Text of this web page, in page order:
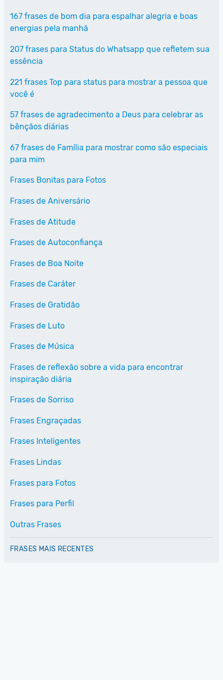
167 frases de bom dia para espalhar alegria e boas
energias pela manhã
207 frases para Status do Whatsapp que refletem sua
essência
221 frases Top para status para mostrar a pessoa que
você é
57 frases de agradecimento a Deus para celebrar as
bênçãos diárias
67 frases de Família para mostrar como são especiais
para mim
Frases Bonitas para Fotos
Frases de Aniversário
Frases de Atitude
Frases de Autoconfiança
Frases de Boa Noite
Frases de Caráter
Frases de Gratidão
Frases de Luto
Frases de Música
Frases de reflexão sobre a vida para encontrar
inspiração diária
Frases de Sorriso
Frases Engraçadas
Frases Inteligentes
Frases Lindas
Frases para Fotos
Frases para Perfil
Outras Frases
FRASES MAIS RECENTES